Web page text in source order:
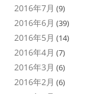
2016年7月 (9)
2016年6月 (39)
2016年5月 (14)
2016年4月 (7)
2016年3月 (6)
2016年2月 (6)